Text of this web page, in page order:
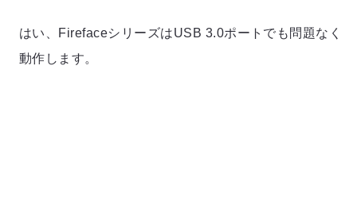
はい、FirefaceシリーズはUSB 3.0ポートでも問題なく
動作します。